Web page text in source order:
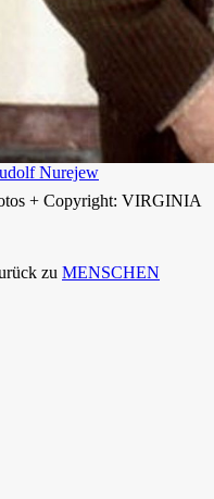
Nurejew
+ Copyright: VIRGINIA
zu MENSCHEN